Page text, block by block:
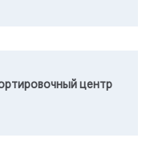
центр